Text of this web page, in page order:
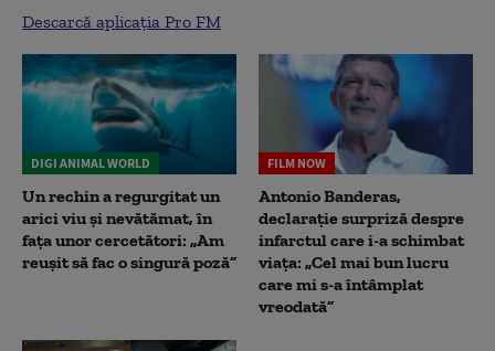
Descarcă aplicația Pro FM
DIGI ANIMAL WORLD
Un rechin a regurgitat un
arici viu și nevătămat, în
fața unor cercetători: „Am
reușit să fac o singură poză”
FILM NOW
Antonio Banderas,
declarație surpriză despre
infarctul care i-a schimbat
viața: „Cel mai bun lucru
care mi s-a întâmplat
vreodată”